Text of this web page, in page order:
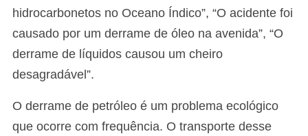
hidrocarbonetos no Oceano Índico”, “O acidente foi
causado por um derrame de óleo na avenida”, “O
derrame de líquidos causou um cheiro
desagradável”.
O derrame de petróleo é um problema ecológico
que ocorre com frequência. O transporte desse